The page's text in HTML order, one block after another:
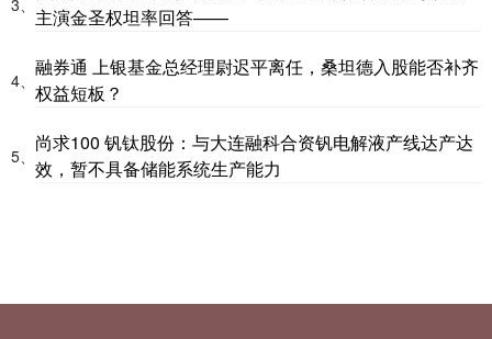
主演金圣权坦率回答——
4、
融券通 上银基金总经理尉迟平离任，桑坦德入股能否补齐
权益短板？
5、
尚求100 钒钛股份：与大连融科合资钒电解液产线达产达
效，暂不具备储能系统生产能力